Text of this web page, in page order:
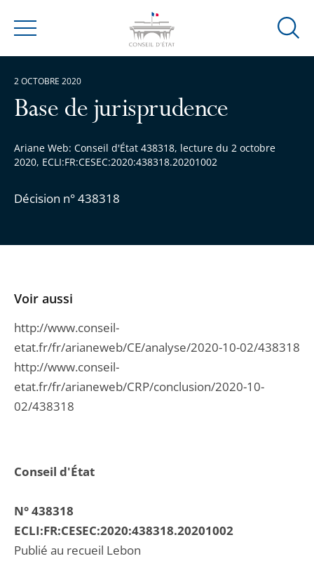
Menu
Ouvrir
Base de jurisprudence
Ariane Web: Conseil d'État 438318, lecture du 2 octobre
2020, ECLI:FR:CESEC:2020:438318.20201002
Décision n° 438318
2 OCTOBRE 2020
Conseil d'État
N° 438318
ECLI:FR:CESEC:2020:438318.20201002
Publié au recueil Lebon
Voir aussi
http://www.conseil-
etat.fr/fr/arianeweb/CE/analyse/2020-10-02/438318
http://www.conseil-
etat.fr/fr/arianeweb/CRP/conclusion/2020-10-
02/438318